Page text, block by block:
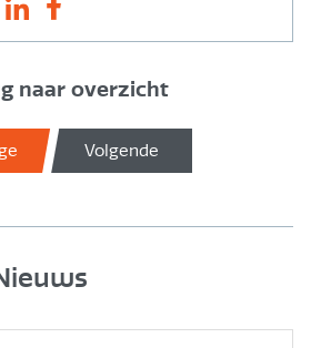
naar overzicht
Volgende